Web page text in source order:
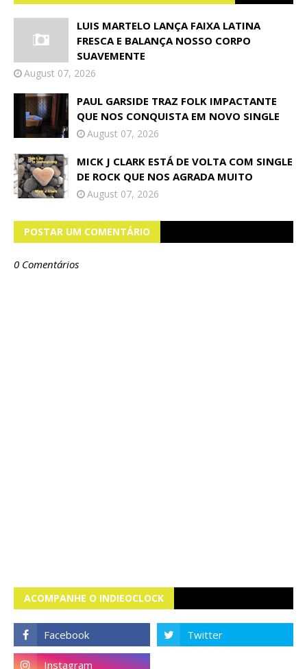
LUIS MARTELO LANÇA FAIXA LATINA
FRESCA E BALANÇA NOSSO CORPO
SUAVEMENTE
August 07, 2026
PAUL GARSIDE TRAZ FOLK IMPACTANTE
QUE NOS CONQUISTA EM NOVO SINGLE
August 07, 2026
MICK J CLARK ESTÁ DE VOLTA COM SINGLE
DE ROCK QUE NOS AGRADA MUITO
August 07, 2026
POSTAR UM COMENTÁRIO
0 Comentários
ACOMPANHE O INDIEOCLOCK